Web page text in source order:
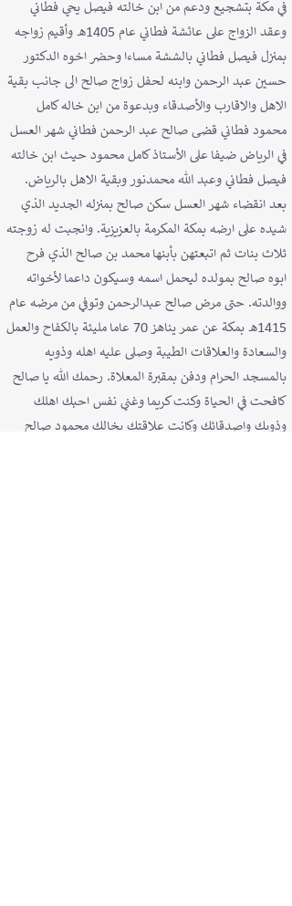
في مكة بتشجيع ودعم من ابن خالته فيصل يحي فطاني
وعقد الزواج على عائشة فطاني عام 1405هـ وأقيم زواجه
بمنزل فيصل فطاني بالششة مساءا وحضر اخوه الدكتور
حسين عبد الرحمن وابنه لحفل زواج صالح الى جانب بقية
الاهل والاقارب والأصدقاء وبدعوة من ابن خاله كامل
محمود فطاني قضـى صالح عبد الرحمن فطاني شهر العسل
في الرياض ضيفا على الأستاذ كامل محمود حيث ابن خالته
فيصل فطاني وعبد الله محمدنور وبقية الاهل بالرياض.
بعد انقضاء شهر العسل سكن صالح بمنزله الجديد الذي
شيده على ارضه بمكة المكرمة بالعزيزية. وانجبت له زوجته
ثلاث بنات ثم اتبعتهن بأبنها محمد بن صالح الذي فرح
ابوه صالح بمولده ليحمل اسمه وسيكون داعما لأخواته
ووالدته. حتى مرض صالح عبدالرحمن وتوفي من مرضه عام
1415هـ بمكة عن عمر يناهز 70 عاما مليئة بالكفاح والعمل
والسعادة والعلاقات الطيبة وصلى عليه اهله وذويه
بالمسجد الحرام ودفن بمقبرة المعلاة. رحمك الله يا صالح
كافحت في الحياة وكنت كريما وغني نفس احبك اهلك
وذويك واصدقائك وكانت علاقتك بخالك محمود صالح